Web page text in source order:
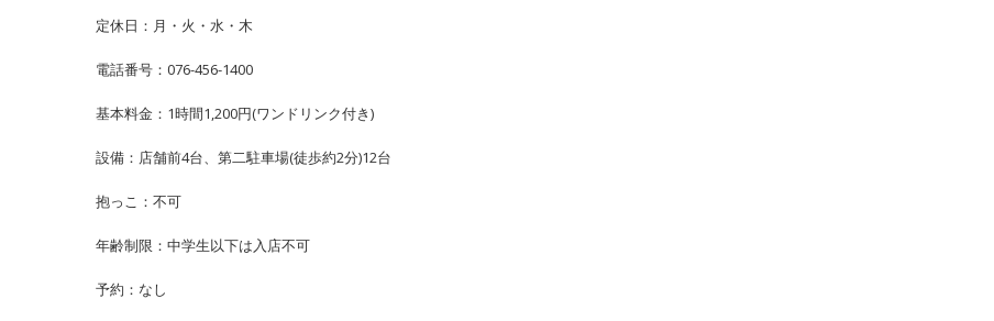
定休日：月・火・水・木
電話番号：076-456-1400
基本料金：1時間1,200円(ワンドリンク付き)
設備：店舗前4台、第二駐車場(徒歩約2分)12台
抱っこ：不可
年齢制限：中学生以下は入店不可
予約：なし